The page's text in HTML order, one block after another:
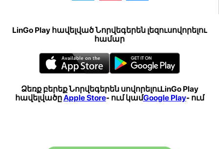
LinGo Play հավելված Նորվեգերեն լեզուսովորելու
համար
Ձեռք բերեք Նորվեգերեն սովորելուLinGo Play
հավելվածըApple Store- ում կամGoogle Play- ում